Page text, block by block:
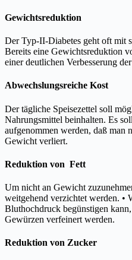
Gewichtsreduktion
Der Typ-II-Diabetes geht oft mit
Bereits eine Gewichtsreduktion
einer deutlichen Verbesserung
Abwechslungsreiche Kost
Der tägliche Speisezettel soll
Nahrungsmittel beinhalten. Es
aufgenommen werden, daß man
Gewicht verliert.
Reduktion von Fett
Um nicht an Gewicht
weitgehend verzichtet werden. •
Bluthochdruck begünstigen
Gewürzen verfeinert werden.
Reduktion von Zucker